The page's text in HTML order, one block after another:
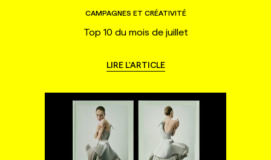
CAMPAGNES ET CRÉATIVITÉ
Top 10 du mois de juillet
LIRE L'ARTICLE